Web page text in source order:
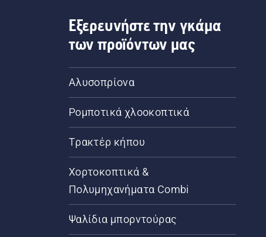
Εξερευνήστε την γκάμα
των προϊόντων μας
Αλυσοπρίονα
Ρομποτικά χλοοκοπτικά
Τρακτέρ κήπου
Χορτοκοπτικά &
Πολυμηχανήματα Combi
Ψαλίδια μπορντούρας